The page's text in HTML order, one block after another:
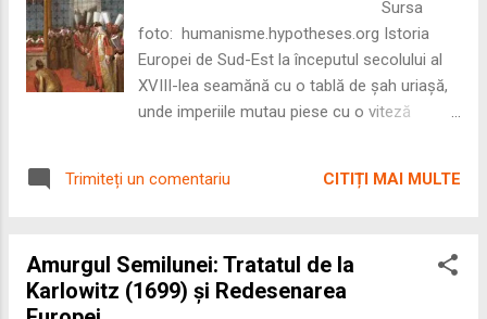
Habsburgic și cel Otoman, leg...
Sursa
foto: humanisme.hypotheses.org Istoria
Europei de Sud-Est la începutul secolului al
XVIII-lea seamănă cu o tablă de șah uriașă,
unde imperiile mutau piese cu o viteză
hegemonii. După șocul suferit la Karlowitz în
dreaptă. Recuperarea rapidă a otomanilor
după victoria împotriva lui Petru cel Mare la
Trimiteți un comentariu CITIȚI MAI MULTE
Amurgul Semilunei: Tratatul de la
Karlowitz (1699) și Redesenarea